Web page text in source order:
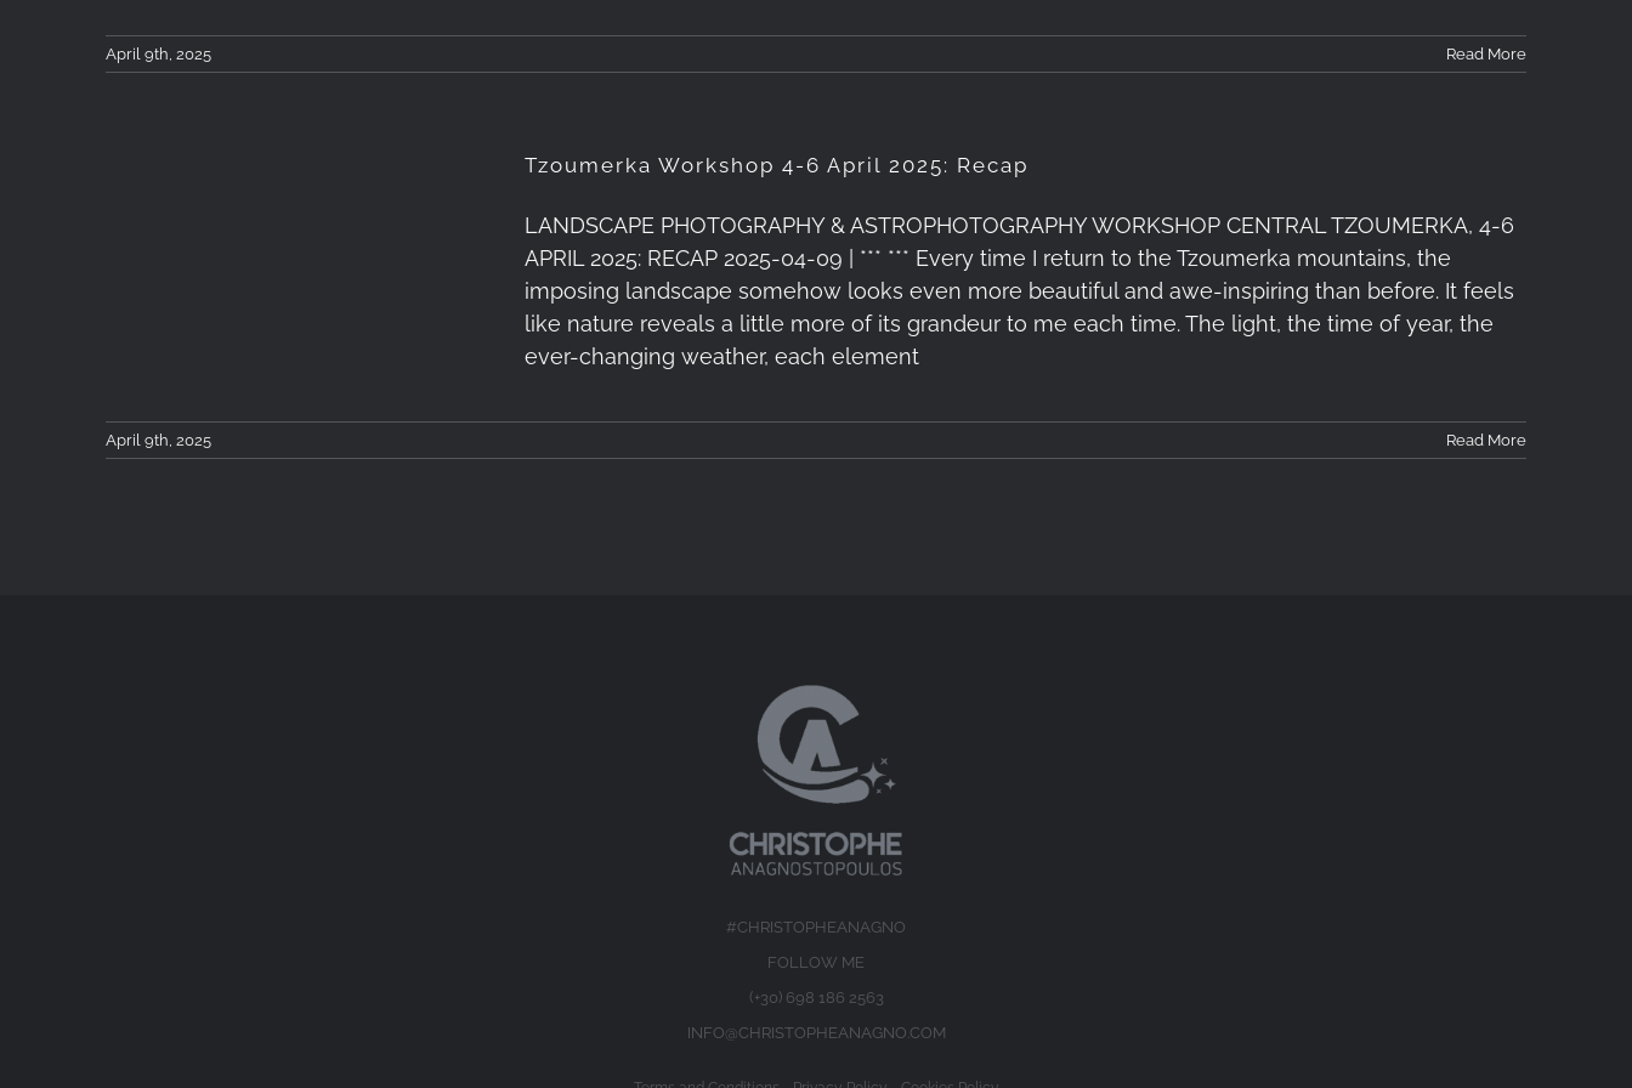
April 9th, 2025 Read More
Tzoumerka Workshop 4-6 April 2025: Recap
LANDSCAPE PHOTOGRAPHY & ASTROPHOTOGRAPHY WORKSHOP CENTRAL TZOUMERKA, 4-6
APRIL 2025: RECAP 2025-04-09 | *** *** Every time I return to the Tzoumerka mountains, the
imposing landscape somehow looks even more beautiful and awe-inspiring than before. It feels
like nature reveals a little more of its grandeur to me each time. The light, the time of year, the
ever-changing weather, each element
April 9th, 2025 Read More
#CHRISTOPHEANAGNO
FOLLOW ME
(+30) 698 186 2563
INFO@CHRISTOPHEANAGNO.COM